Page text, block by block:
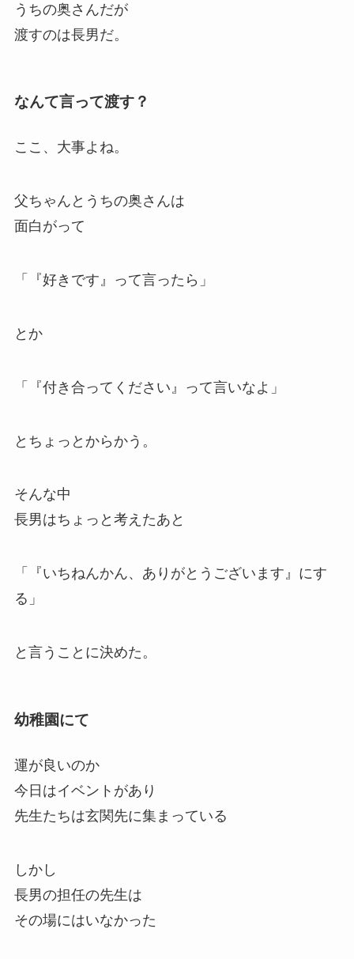
うちの奥さんだが
渡すのは長男だ。
なんて言って渡す？
ここ、大事よね。
父ちゃんとうちの奥さんは
面白がって
「『好きです』って言ったら」
とか
「『付き合ってください』って言いなよ」
とちょっとからかう。
そんな中
長男はちょっと考えたあと
「『いちねんかん、ありがとうございます』にす
る」
と言うことに決めた。
幼稚園にて
運が良いのか
今日はイベントがあり
先生たちは玄関先に集まっている
しかし
長男の担任の先生は
その場にはいなかった